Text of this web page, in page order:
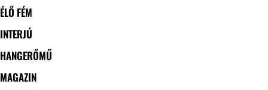
ÉLŐ FÉM
INTERJÚ
HANGERŐMŰ
MAGAZIN